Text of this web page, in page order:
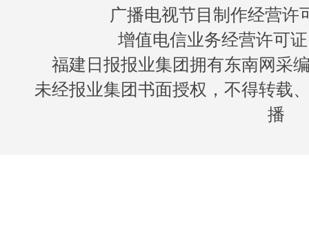
广播电视节目制作经营许
增值电信业务经营许可
福建日报报业集团拥有东南网采
未经报业集团书面授权，不得转载
播